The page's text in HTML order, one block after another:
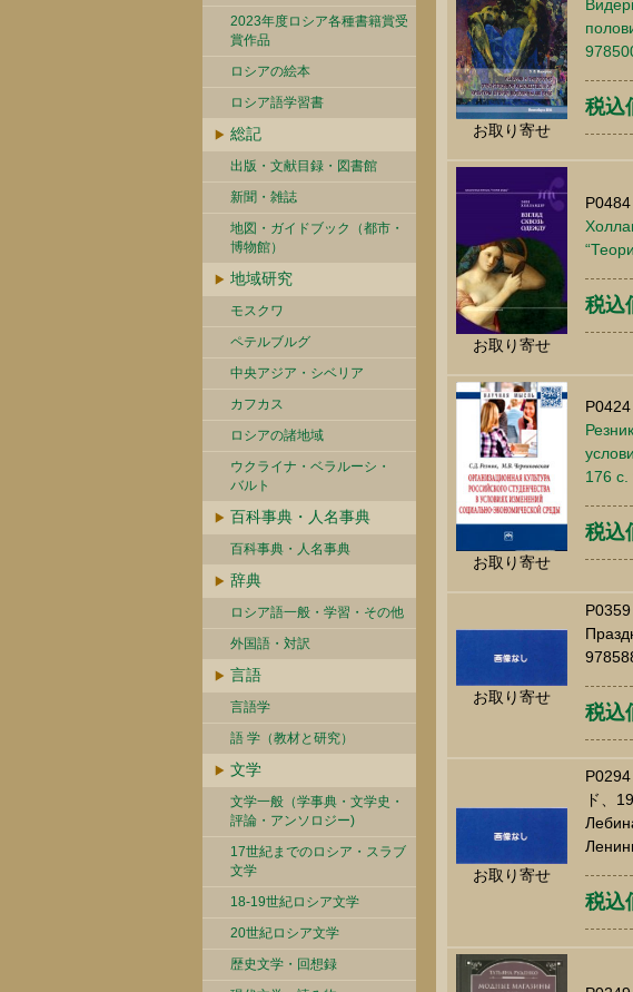
2023年度ロシア各種書籍賞受
賞作品
ロシアの絵本
ロシア語学習書
総記
出版・文献目録・図書館
新聞・雑誌
地図・ガイドブック（都市・
博物館）
地域研究
モスクワ
ペテルブルグ
中央アジア・シベリア
カフカス
ロシアの諸地域
ウクライナ・ベラルーシ・
バルト
百科事典・人名事典
百科事典・人名事典
辞典
ロシア語一般・学習・その他
外国語・対訳
言語
言語学
語 学（教材と研究）
文学
文学一般（学事典・文学史・
評論・アンソロジー)
17世紀までのロシア・スラブ
文学
18-19世紀ロシア文学
20世紀ロシア文学
歴史文学・回想録
お取り寄せ
税込
お取り寄せ
P0484
税
お取り寄せ
P0424
176 c.
税込
お取り寄せ
税込
お取り寄せ
ド、
税込